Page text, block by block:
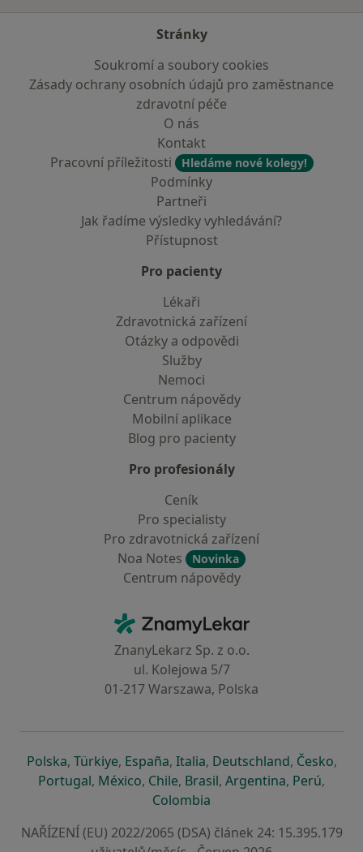
Stránky
Soukromí a soubory cookies
Zásady ochrany osobních údajů pro zaměstnance
zdravotní péče
O nás
Kontakt
Pracovní příležitosti
Hledáme nové kolegy!
Podmínky
Partneři
Jak řadíme výsledky vyhledávání?
Přístupnost
Pro pacienty
Lékaři
Zdravotnická zařízení
Otázky a odpovědi
Služby
Nemoci
Centrum nápovědy
Mobilní aplikace
Blog pro pacienty
Pro profesionály
Ceník
Pro specialisty
Pro zdravotnická zařízení
Noa Notes
Novinka
Centrum nápovědy
ZnamyLekar - Hlavní stránka
ZnanyLekarz Sp. z o.o.
ul. Kolejowa 5/7
01-217 Warszawa, Polska
Polskase otevře v nové záložce
, Türkiyese otevře v nové záložce
, Españase otevře v nové záložce
, Italiase otevře v nové záložce
, Deutschlandse otevře v
, Českose
,
Portugalse otevře v nové záložce
, Méxicose otevře v nové záložce
, Chilese otevře v nové záložce
, Brasilse otevře v nové
, Argentinase otevře v
, Perúse
,
Colombia
NAŘÍZENÍ (EU) 2022/2065 (DSA) článek 24: 15.395.179